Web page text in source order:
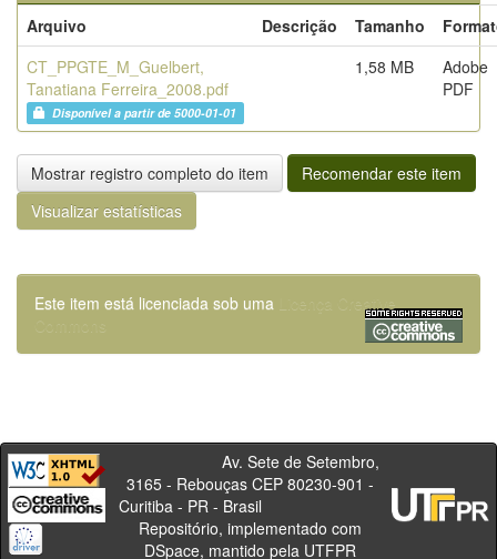
Arquivo
Descrição Tamanho
CT_PPGTE_M_Guelbert,
Tanatiana Ferreira_2008.pdf
Disponível a partir de 5000-01-01
1,58 MB
Adobe
PDF
Mostrar registro completo do item
Recomendar este item
Visualizar estatísticas
Este item está licenciada sob uma
Licença Creative
Commons
Av. Sete de Setembro,
3165 - Rebouças CEP 80230-901 -
Curitiba - PR - Brasil
Repositório, implementado com
DSpace, mantido pela UTFPR